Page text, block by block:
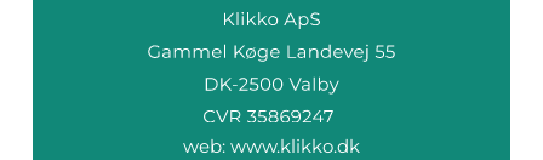
web: www.klikko.dk